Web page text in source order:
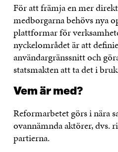
För att främja en mer
medborgarna behövs nya
plattformar för
nyckelområdet är att
användargränssnitt och
statsmakten att ta det i
Vem är med?
Reformarbetet görs i nära
ovannämnda aktörer, dvs.
partierna.